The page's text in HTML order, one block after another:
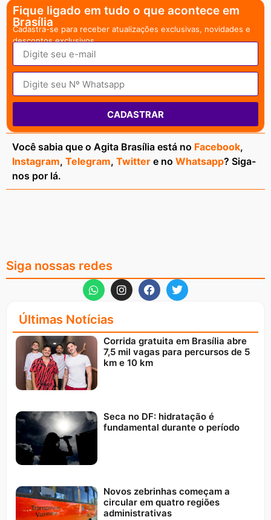
Fique ligado em tudo o que acontece em
Brasília
Cadastra-se para receber atualizações exclusivas, novidades e
descontos exclusivos.
CADASTRAR
Você sabia que o Agita Brasília está no Facebook,
Instagram, Telegram, Twitter e no Whatsapp? Siga-
nos por lá.
Siga nossas redes
Últimas Notícias
Corrida gratuita em Brasília abre
7,5 mil vagas para percursos de 5
km e 10 km
Seca no DF: hidratação é
fundamental durante o período
Novos zebrinhas começam a
circular em quatro regiões
administrativas